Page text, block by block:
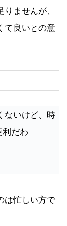
ませんが、
て良いとの意
ないけど、時
利だわ
は忙しい方で